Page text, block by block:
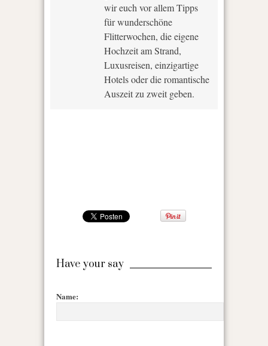
wir euch vor allem Tipps
für wunderschöne
Flitterwochen, die eigene
Hochzeit am Strand,
Luxusreisen, einzigartige
Hotels oder die romantische
Auszeit zu zweit geben.
Have your say
Name: